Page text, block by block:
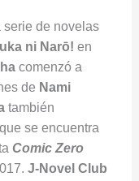
de novelas
ni Narō! en
comenzó a
de Nami
también
se encuentra
Comic Zero
J-Novel Club